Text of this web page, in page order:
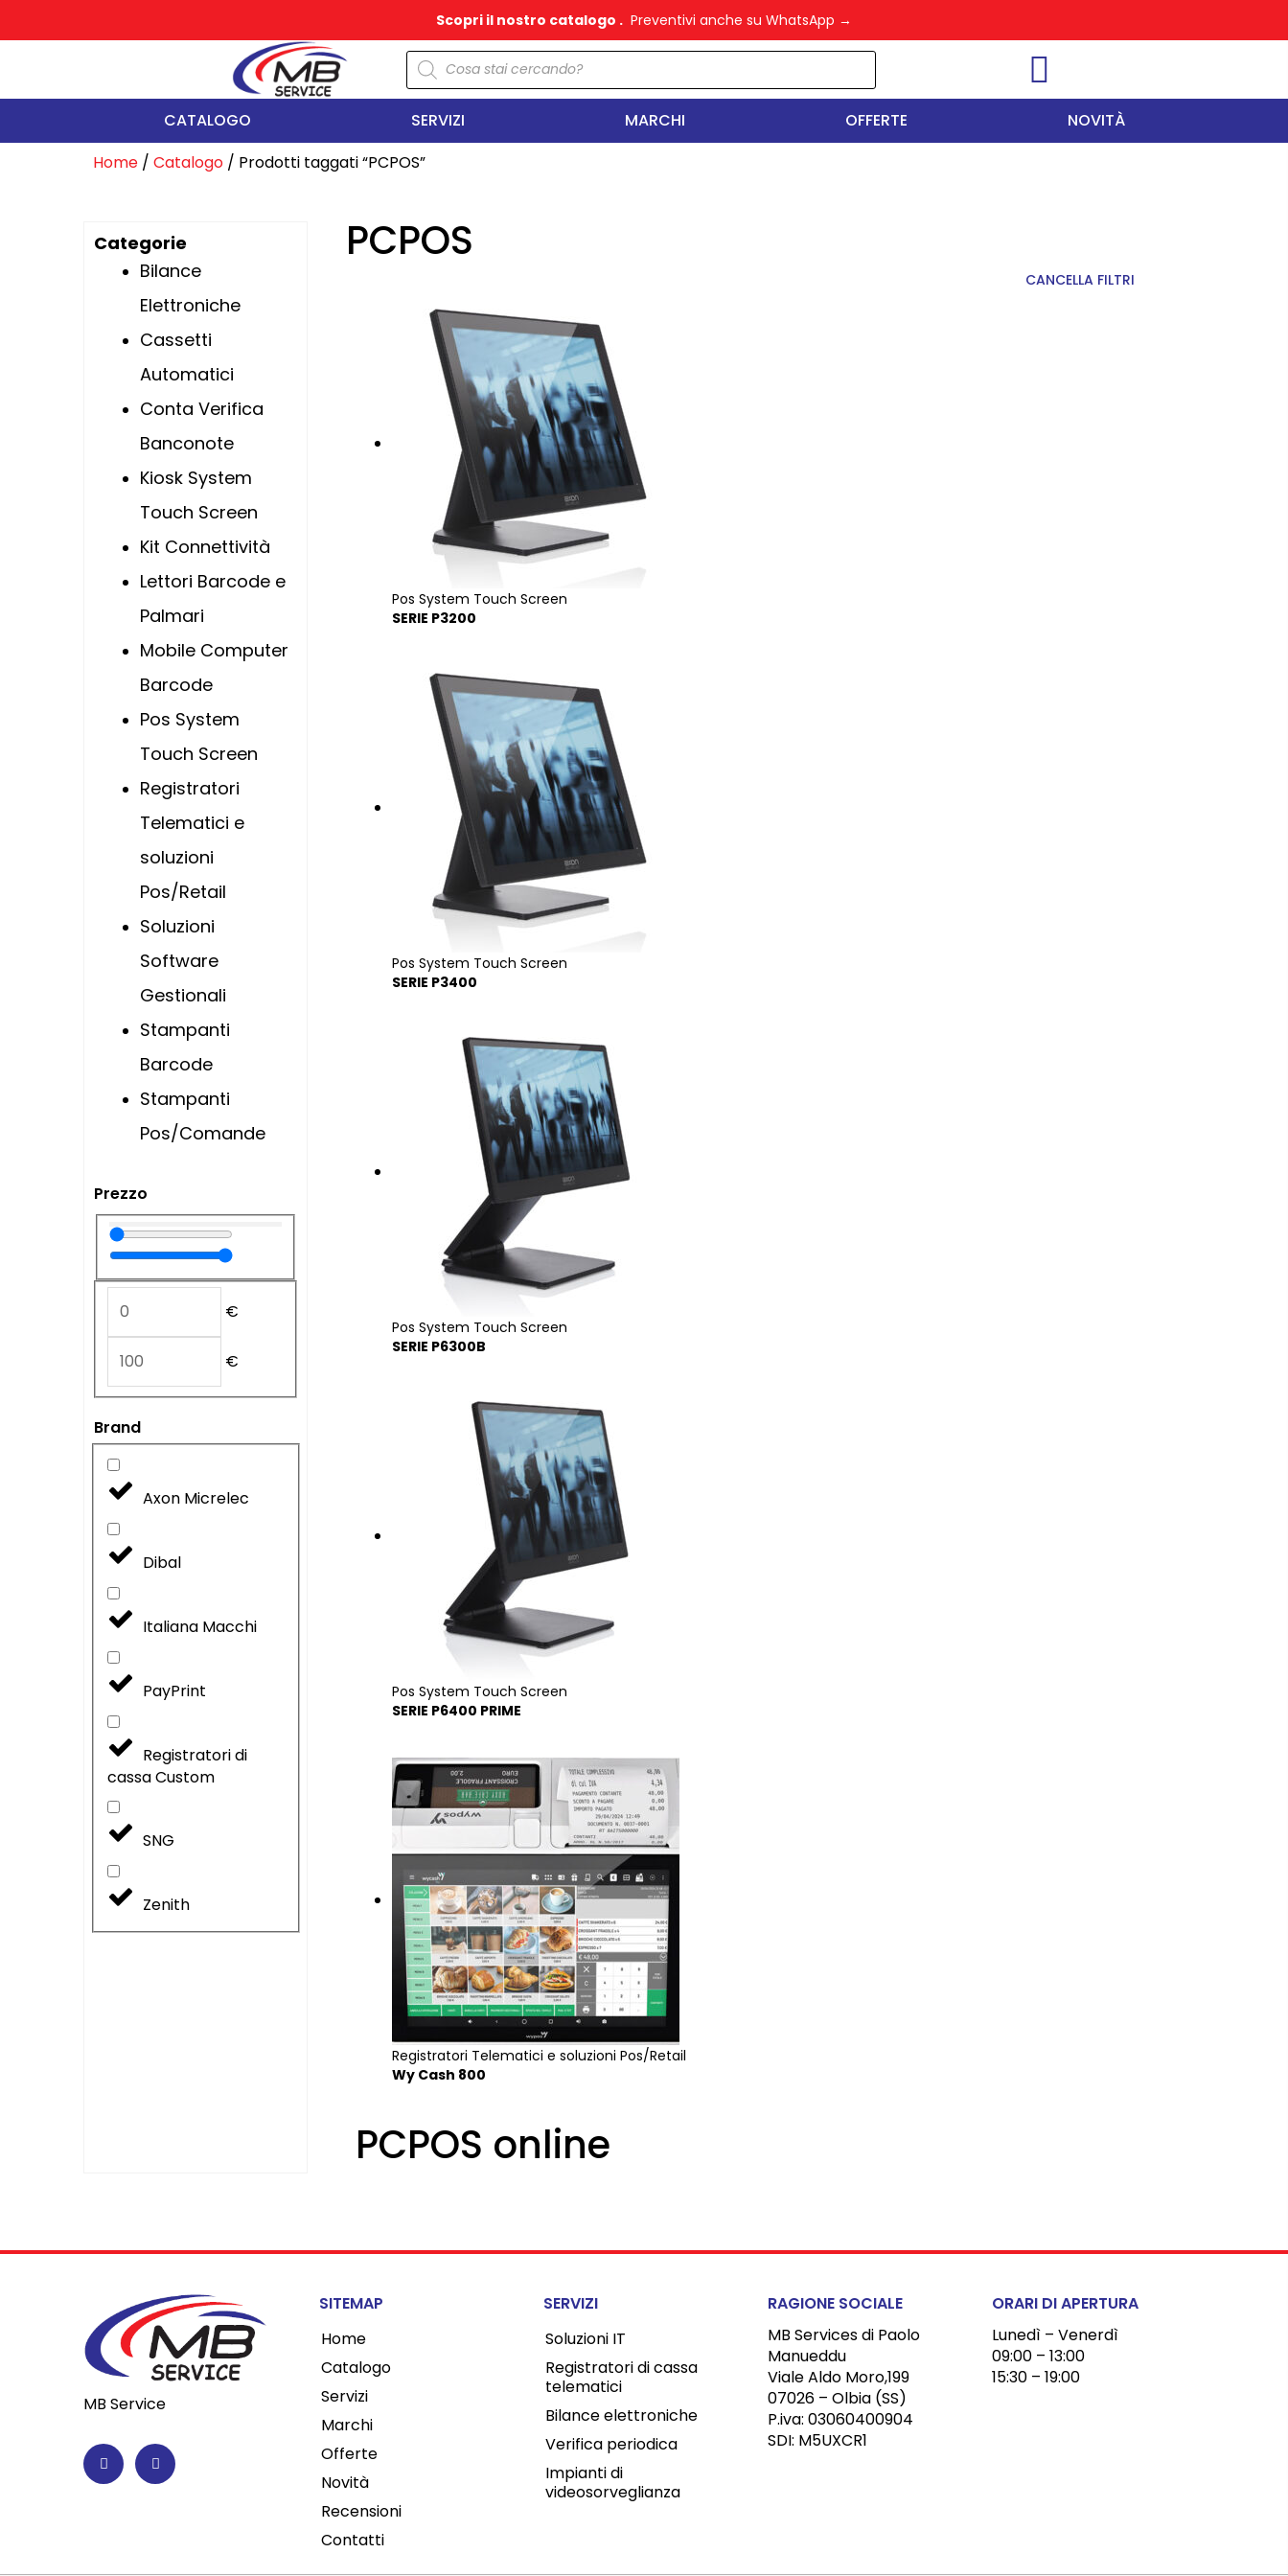
Scopri il nostro catalogo . Preventivi anche su WhatsApp →
Products
search
CATALOGO SERVIZI MARCHI OFFERTE
NOVITÀ
Home / Catalogo / Prodotti taggati “PCPOS”
Categorie
Bilance
Elettroniche
Cassetti
Automatici
Conta Verifica
Banconote
Kiosk System
Touch Screen
Kit Connettività
Lettori Barcode e
Palmari
Mobile Computer
Barcode
Pos System
Touch Screen
Registratori
Telematici e
soluzioni
Pos/Retail
Soluzioni
Software
Gestionali
Stampanti
Barcode
Stampanti
Pos/Comande
Prezzo
€
€
Brand
Axon Micrelec
Dibal
Italiana Macchi
PayPrint
Registratori di
cassa Custom
SNG
Zenith
PCPOS
CANCELLA FILTRI
Pos System Touch Screen
SERIE P3200
Pos System Touch Screen
SERIE P3400
Pos System Touch Screen
SERIE P6300B
Pos System Touch Screen
SERIE P6400 PRIME
Registratori Telematici e soluzioni Pos/Retail
Wy Cash 800
PCPOS online
MB Service
a
c
e
b
n
s
t
a
SITEMAP
Home
Catalogo
Servizi
Marchi
Offerte
Novità
Recensioni
Contatti
SERVIZI
Soluzioni IT
Registratori di cassa
telematici
Bilance elettroniche
Verifica periodica
Impianti di
videosorveglianza
RAGIONE SOCIALE
MB Services di Paolo
Manueddu
Viale Aldo Moro,199
07026 – Olbia (SS)
P.iva: 03060400904
SDI: M5UXCR1
ORARI DI APERTURA
Lunedì – Venerdì
09:00 – 13:00
15:30 – 19:00